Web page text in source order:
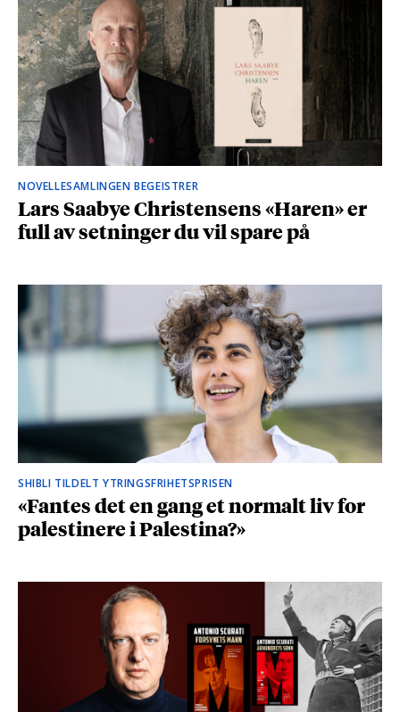
NOVELLESAMLINGEN BEGEISTRER
Lars Saabye Christensens «Haren» er
full av setninger du vil spare på
SHIBLI TILDELT YTRINGSFRIHETSPRISEN
«Fantes det en gang et normalt liv for
palestinere i Palestina?»